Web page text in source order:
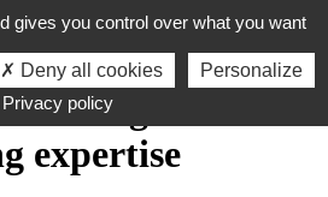
design and
expertise
gives you control over what you want
Deny all cookies
Personalize
Privacy policy